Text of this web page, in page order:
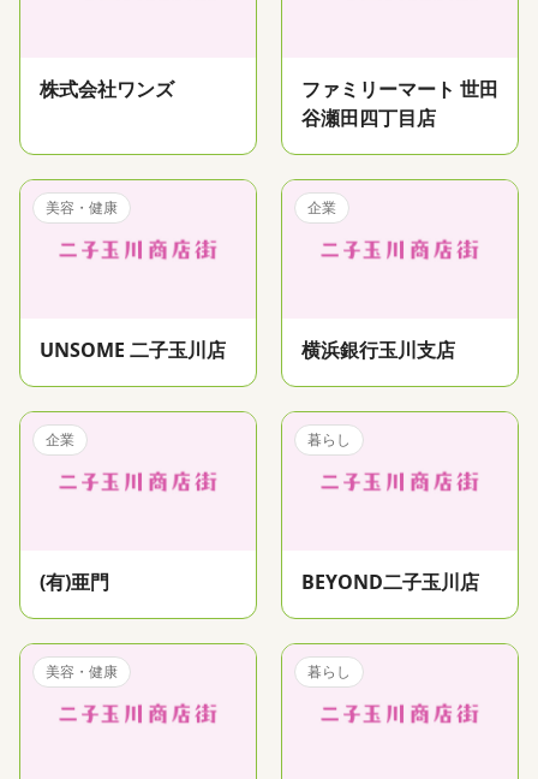
株式会社ワンズ
ファミリーマート 世田
谷瀬田四丁目店
美容・健康
UNSOME 二子玉川店
企業
横浜銀行玉川支店
企業
(有)亜門
暮らし
BEYOND二子玉川店
美容・健康 暮らし